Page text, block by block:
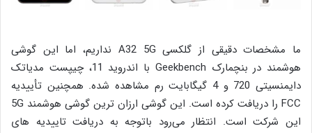
ما مشخصات دقیقی از گلکسی A32 5G نداریم، اما این گوشی
هوشمند در بنچمارک Geekbench با اندروید 11، چیپست مدیاتک
دایمنسیتی 720 و 4 گیگابایت رم مشاهده شده. همچنین تأییدیه
FCC را دریافت کرده است. این گوشی ارزان ترین گوشی هوشمند 5G
این شرکت است. انتظار می‌رود باتوجه به دریافت تاییدیه های